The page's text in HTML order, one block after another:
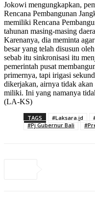
Jokowi mengungkapkan,
Rencana Pembangunan
memiliki Rencana
tahunan masing-masing
Karenanya, dia meminta
besar yang telah disusun
sebab itu sinkronisasi itu
pemerintah pusat
primernya, tapi irigasi
dikerjakan, airnya tidak
miliki. Ini yang namanya
(LA-KS)
TAGS #Laksara.id
#Pj Gubernur Bali